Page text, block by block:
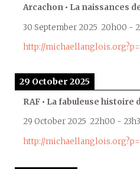
Arcachon • La naissances
30 September 2025 20h00 -
http://
29 October 2025
RAF • La fabuleuse histoire
29 October 2025 22h00 -
http://